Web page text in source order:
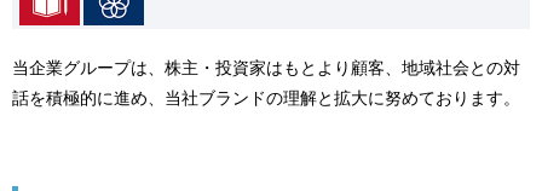
当企業グループは、株主・投資家はもとより顧客、地域社会との対
話を積極的に進め、当社ブランドの理解と拡大に努めております。